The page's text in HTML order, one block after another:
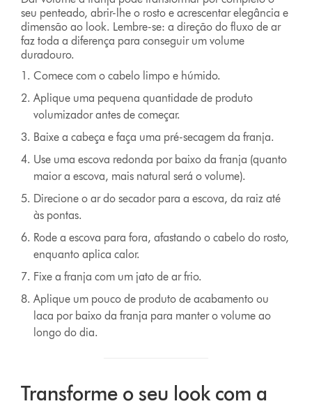
seu penteado, abrir-lhe o rosto e acrescentar elegância e
dimensão ao look. Lembre-se: a direção do fluxo de ar
faz toda a diferença para conseguir um volume
duradouro.
Comece com o cabelo limpo e húmido.
Aplique uma pequena quantidade de produto
volumizador antes de começar.
Baixe a cabeça e faça uma pré-secagem da franja.
Use uma escova redonda por baixo da franja (quanto
maior a escova, mais natural será o volume).
Direcione o ar do secador para a escova, da raiz até
às pontas.
Rode a escova para fora, afastando o cabelo do rosto,
enquanto aplica calor.
Fixe a franja com um jato de ar frio.
Aplique um pouco de produto de acabamento ou
laca por baixo da franja para manter o volume ao
longo do dia.
Transforme o seu look com a